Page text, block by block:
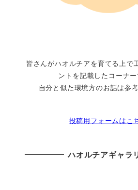
皆さんがハオルチアを育てる上で
ントを記載したコーナー
自分と似た環境方のお話は参
投稿用フォームはこ
ハオルチアギャラ